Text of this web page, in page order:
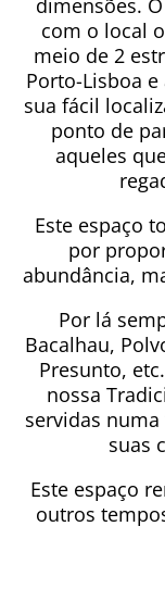
dimensões.
com o local
meio de 2
Porto-Lisboa e
sua fácil
ponto de
aqueles
Este espaço
por
abundância,
Por lá
Bacalhau,
Presunto,
nossa
servidas numa
suas
Este espaço
outros